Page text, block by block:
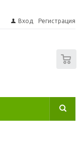
Вход Регистрация